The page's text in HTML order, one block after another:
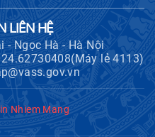
LIÊN HỆ
- Ngọc Hà - Hà Nội
lẻ 4113)